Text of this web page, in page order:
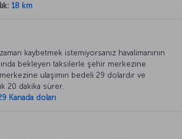
18 km
kaybetmek istemiyorsanız havalimanının
bekleyen taksilerle şehir merkezine
ulaşımın bedeli 29 dolardır ve
20 dakika sürer.
Kanada doları